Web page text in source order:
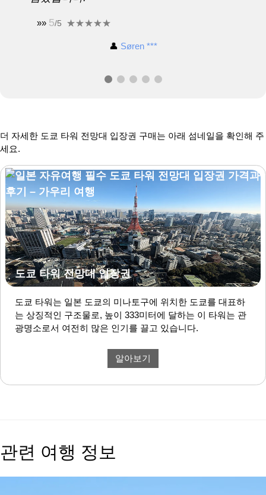
»» 5/5
👤 Søren ***
더 자세한 도쿄 타워 전망대 입장권 구매는 아래 섬네일을 확인해 주
세요.
도쿄 타워 전망대 입장권
도쿄 타워는 일본 도쿄의 미나토구에 위치한 도쿄를 대표하
는 상징적인 구조물로, 높이 333미터에 달하는 이 타워는 관
광명소로서 여전히 많은 인기를 끌고 있습니다.
알아보기
관련 여행 정보